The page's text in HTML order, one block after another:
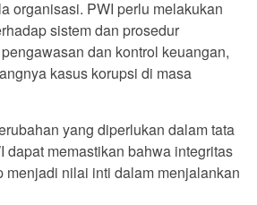
organisasi. PWI perlu melakukan
sistem dan prosedur
dan kontrol keuangan,
kasus korupsi di masa
yang diperlukan dalam tata
dapat memastikan bahwa integritas
menjadi nilai inti dalam menjalankan